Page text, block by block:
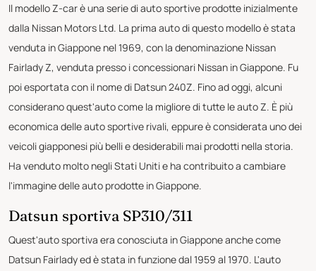
Il modello Z-car è una serie di auto sportive prodotte inizialmente
dalla Nissan Motors Ltd. La prima auto di questo modello è stata
venduta in Giappone nel 1969, con la denominazione Nissan
Fairlady Z, venduta presso i concessionari Nissan in Giappone. Fu
poi esportata con il nome di Datsun 240Z. Fino ad oggi, alcuni
considerano quest'auto come la migliore di tutte le auto Z. È più
economica delle auto sportive rivali, eppure è considerata uno dei
veicoli giapponesi più belli e desiderabili mai prodotti nella storia.
Ha venduto molto negli Stati Uniti e ha contribuito a cambiare
l'immagine delle auto prodotte in Giappone.
Datsun sportiva SP310/311
Quest'auto sportiva era conosciuta in Giappone anche come
Datsun Fairlady ed è stata in funzione dal 1959 al 1970. L'auto